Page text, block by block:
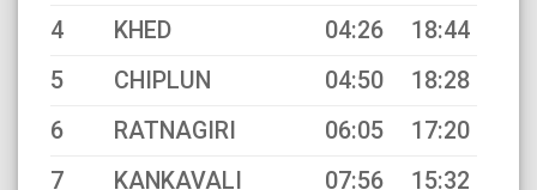
4
KHED 04:26
18:44
5
CHIPLUN 04:50
18:28
6
RATNAGIRI 06:05
17:20
7
KANKAVALI 07:56 15:32